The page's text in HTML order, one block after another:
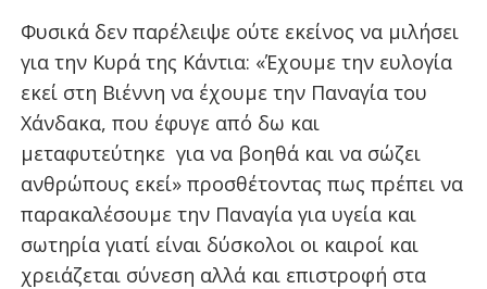
Φυσικά δεν παρέλειψε ούτε εκείνος να μιλήσει
για την Κυρά της Κάντια: «Έχουμε την ευλογία
εκεί στη Βιέννη να έχουμε την Παναγία του
Χάνδακα, που έφυγε από δω και
μεταφυτεύτηκε για να βοηθά και να σώζει
ανθρώπους εκεί» προσθέτοντας πως πρέπει να
παρακαλέσουμε την Παναγία για υγεία και
σωτηρία γιατί είναι δύσκολοι οι καιροί και
χρειάζεται σύνεση αλλά και επιστροφή στα